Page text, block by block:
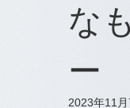
運
な
ー
2023年11月